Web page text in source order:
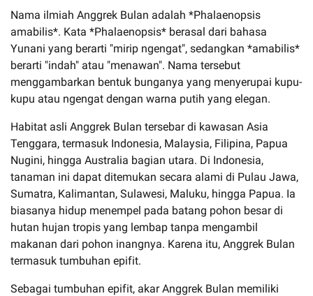
Nama ilmiah Anggrek Bulan adalah *Phalaenopsis
amabilis*. Kata *Phalaenopsis* berasal dari bahasa
Yunani yang berarti "mirip ngengat", sedangkan *amabilis*
berarti "indah" atau "menawan". Nama tersebut
menggambarkan bentuk bunganya yang menyerupai kupu-
kupu atau ngengat dengan warna putih yang elegan.
Habitat asli Anggrek Bulan tersebar di kawasan Asia
Tenggara, termasuk Indonesia, Malaysia, Filipina, Papua
Nugini, hingga Australia bagian utara. Di Indonesia,
tanaman ini dapat ditemukan secara alami di Pulau Jawa,
Sumatra, Kalimantan, Sulawesi, Maluku, hingga Papua. Ia
biasanya hidup menempel pada batang pohon besar di
hutan hujan tropis yang lembap tanpa mengambil
makanan dari pohon inangnya. Karena itu, Anggrek Bulan
termasuk tumbuhan epifit.
Sebagai tumbuhan epifit, akar Anggrek Bulan memiliki